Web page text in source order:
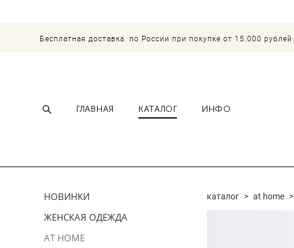
Бесплатная доставка по России при покупке от 15.000 рублей
ГЛАВНАЯ КАТАЛОГ ИНФО
НОВИНКИ
ЖЕНСКАЯ ОДЕЖДА
AT HOME
каталог > at home >